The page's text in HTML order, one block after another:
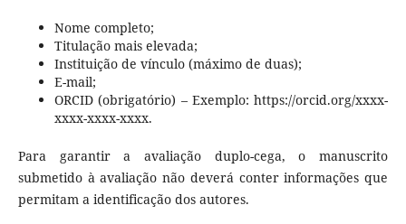
Nome completo;
Titulação mais elevada;
Instituição de vínculo (máximo de duas);
E-mail;
ORCID (obrigatório) – Exemplo: https://orcid.org/xxxx-
xxxx-xxxx-xxxx.
Para garantir a avaliação duplo-cega, o manuscrito
submetido à avaliação não deverá conter informações que
permitam a identificação dos autores.